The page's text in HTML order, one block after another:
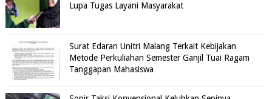
Lupa Tugas Layani Masyarakat
Surat Edaran Unitri Malang Terkait Kebijakan
Metode Perkuliahan Semester Ganjil Tuai Ragam
Tanggapan Mahasiswa